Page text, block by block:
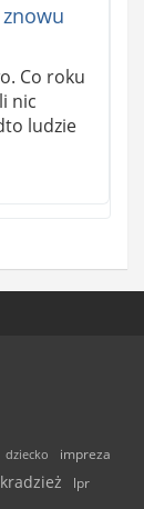
Co roku
nic
ludzie
dziecko
impreza
kradzież lpr